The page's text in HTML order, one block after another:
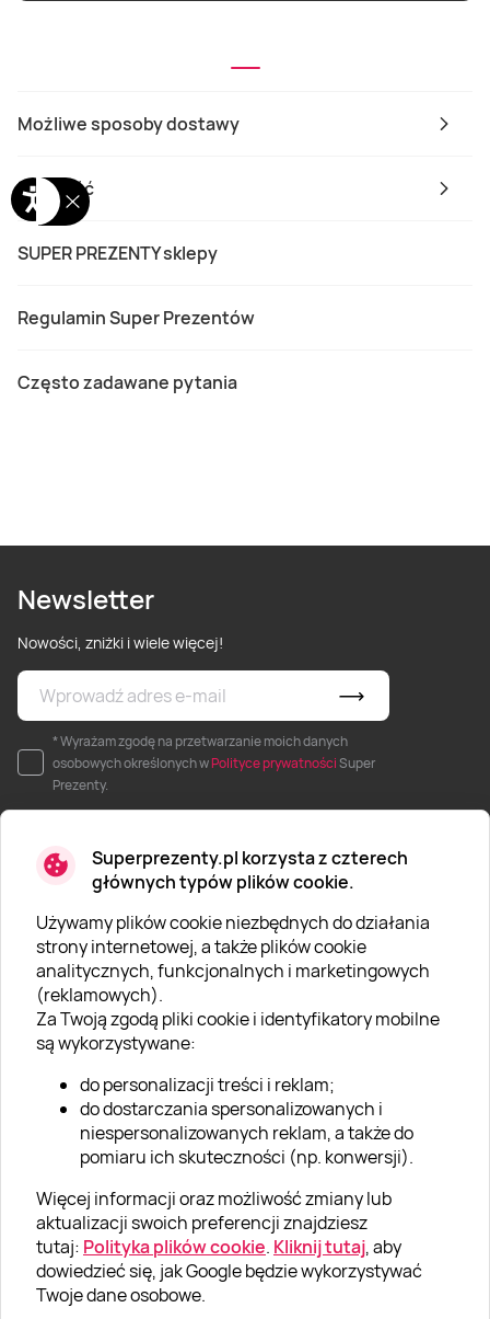
Superprezenty.pl korzysta z czterech
głównych typów plików cookie.
Używamy plików cookie niezbędnych do działania
strony internetowej, a także plików cookie
analitycznych, funkcjonalnych i marketingowych
(reklamowych).
Za Twoją zgodą pliki cookie i identyfikatory mobilne
są wykorzystywane:
do personalizacji treści i reklam;
do dostarczania spersonalizowanych i
niespersonalizowanych reklam, a także do
pomiaru ich skuteczności (np. konwersji).
Więcej informacji oraz możliwość zmiany lub
aktualizacji swoich preferencji znajdziesz
tutaj: Polityka plików cookie. Kliknij tutaj, aby
dowiedzieć się, jak Google będzie wykorzystywać
Twoje dane osobowe.
Możliwe sposoby dostawy
Płatność
SUPER PREZENTY sklepy
Regulamin Super Prezentów
Często zadawane pytania
Newsletter
Nowości, zniżki i wiele więcej!
* Wyrażam zgodę na przetwarzanie moich danych
osobowych określonych wPolityce prywatnościSuper
Prezenty.
O SUPERPREZENTY
O nas
Aktualności
Kariera w Super Prezentach
Klub Lojalnościowy
Dodaj recenzję
Informacje